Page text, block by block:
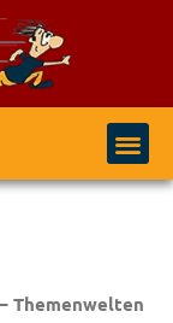
Themenwelten